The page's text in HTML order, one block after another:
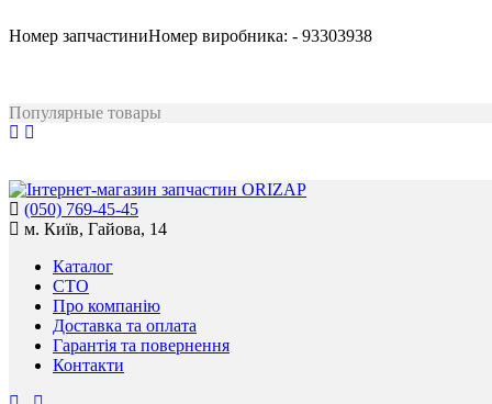
Номер запчастиниНомер виробника: - 93303938
Популярные товары
(050) 769-45-45
м. Київ, Гайова, 14
Каталог
СТО
Про компанію
Доставка та оплата
Гарантія та повернення
Контакти